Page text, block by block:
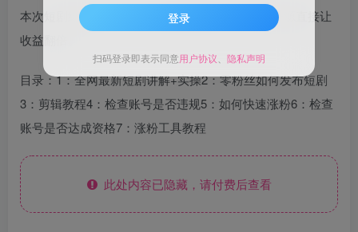
本次短剧结合新上线平台的晋级制度跟平台独有资源直接让
收益翻倍。
目录：1：全网最新短剧讲解+实操2：零粉丝如何发布短剧
3：剪辑教程4：检查账号是否违规5：如何快速涨粉6：检查
账号是否达成资格7：涨粉工具教程
此处内容已隐藏，请付费后查看
登录
扫码登录即表示同意用户协议 隐私声明